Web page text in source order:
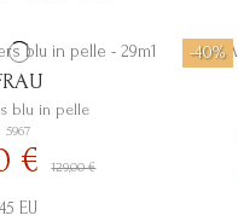
blu in pelle
5967
€129,00 €
45 EU
-40%